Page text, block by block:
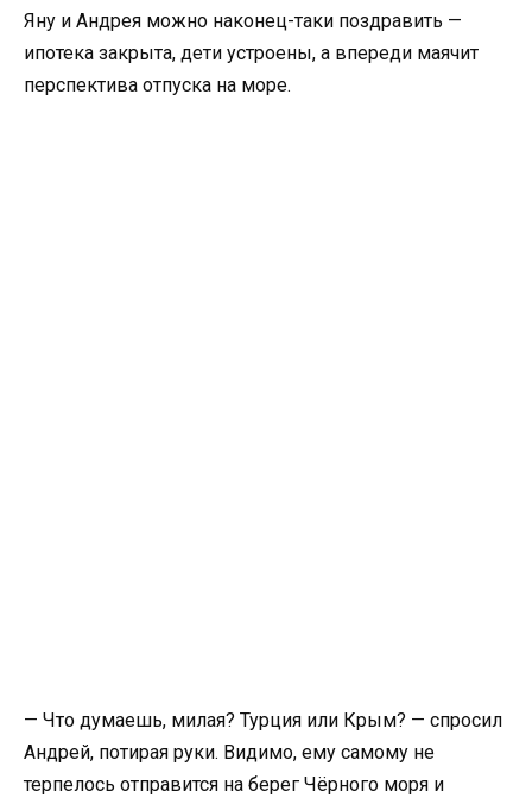
Яну и Андрея можно наконец-таки поздравить —
ипотека закрыта, дети устроены, а впереди маячит
перспектива отпуска на море.
— Что думаешь, милая? Турция или Крым? — спросил
Андрей, потирая руки. Видимо, ему самому не
терпелось отправится на берег Чёрного моря и